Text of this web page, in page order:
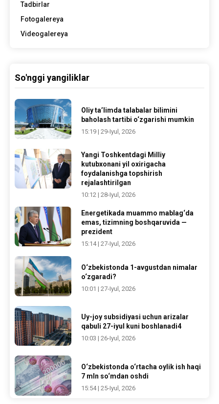
Tadbirlar
Fotogalereya
Videogalereya
So'nggi yangiliklar
Oliy ta’limda talabalar bilimini
baholash tartibi o‘zgarishi mumkin
15:19 | 29-Iyul, 2026
Yangi Toshkentdagi Milliy
kutubxonani yil oxirigacha
foydalanishga topshirish
rejalashtirilgan
10:12 | 28-Iyul, 2026
Energetikada muammo mablag‘da
emas, tizimning boshqaruvida —
prezident
15:14 | 27-Iyul, 2026
O‘zbekistonda 1-avgustdan nimalar
o‘zgaradi?
10:01 | 27-Iyul, 2026
Uy-joy subsidiyasi uchun arizalar
qabuli 27-iyul kuni boshlanadi4
10:03 | 26-Iyul, 2026
O‘zbekistonda o‘rtacha oylik ish haqi
7 mln so‘mdan oshdi
15:54 | 25-Iyul, 2026